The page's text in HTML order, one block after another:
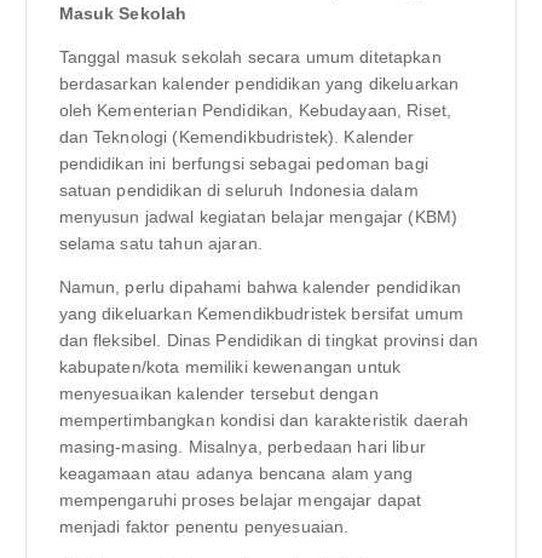
Masuk Sekolah
Tanggal masuk sekolah secara umum ditetapkan
berdasarkan kalender pendidikan yang dikeluarkan
oleh Kementerian Pendidikan, Kebudayaan, Riset,
dan Teknologi (Kemendikbudristek). Kalender
pendidikan ini berfungsi sebagai pedoman bagi
satuan pendidikan di seluruh Indonesia dalam
menyusun jadwal kegiatan belajar mengajar (KBM)
selama satu tahun ajaran.
Namun, perlu dipahami bahwa kalender pendidikan
yang dikeluarkan Kemendikbudristek bersifat umum
dan fleksibel. Dinas Pendidikan di tingkat provinsi dan
kabupaten/kota memiliki kewenangan untuk
menyesuaikan kalender tersebut dengan
mempertimbangkan kondisi dan karakteristik daerah
masing-masing. Misalnya, perbedaan hari libur
keagamaan atau adanya bencana alam yang
mempengaruhi proses belajar mengajar dapat
menjadi faktor penentu penyesuaian.